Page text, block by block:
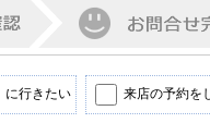
に行きたい 来店の予約を